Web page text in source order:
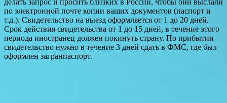
по электронной почте копии ваших документов (паспорт и
т.д.). Свидетельство на выезд оформляется от 1 до 20 дней.
Срок действия свидетельства от 1 до 15 дней, в течение этого
периода иностранец должен покинуть страну. По прибытии
свидетельство нужно в течение 3 дней сдать в ФМС, где был
оформлен загранпаспорт.